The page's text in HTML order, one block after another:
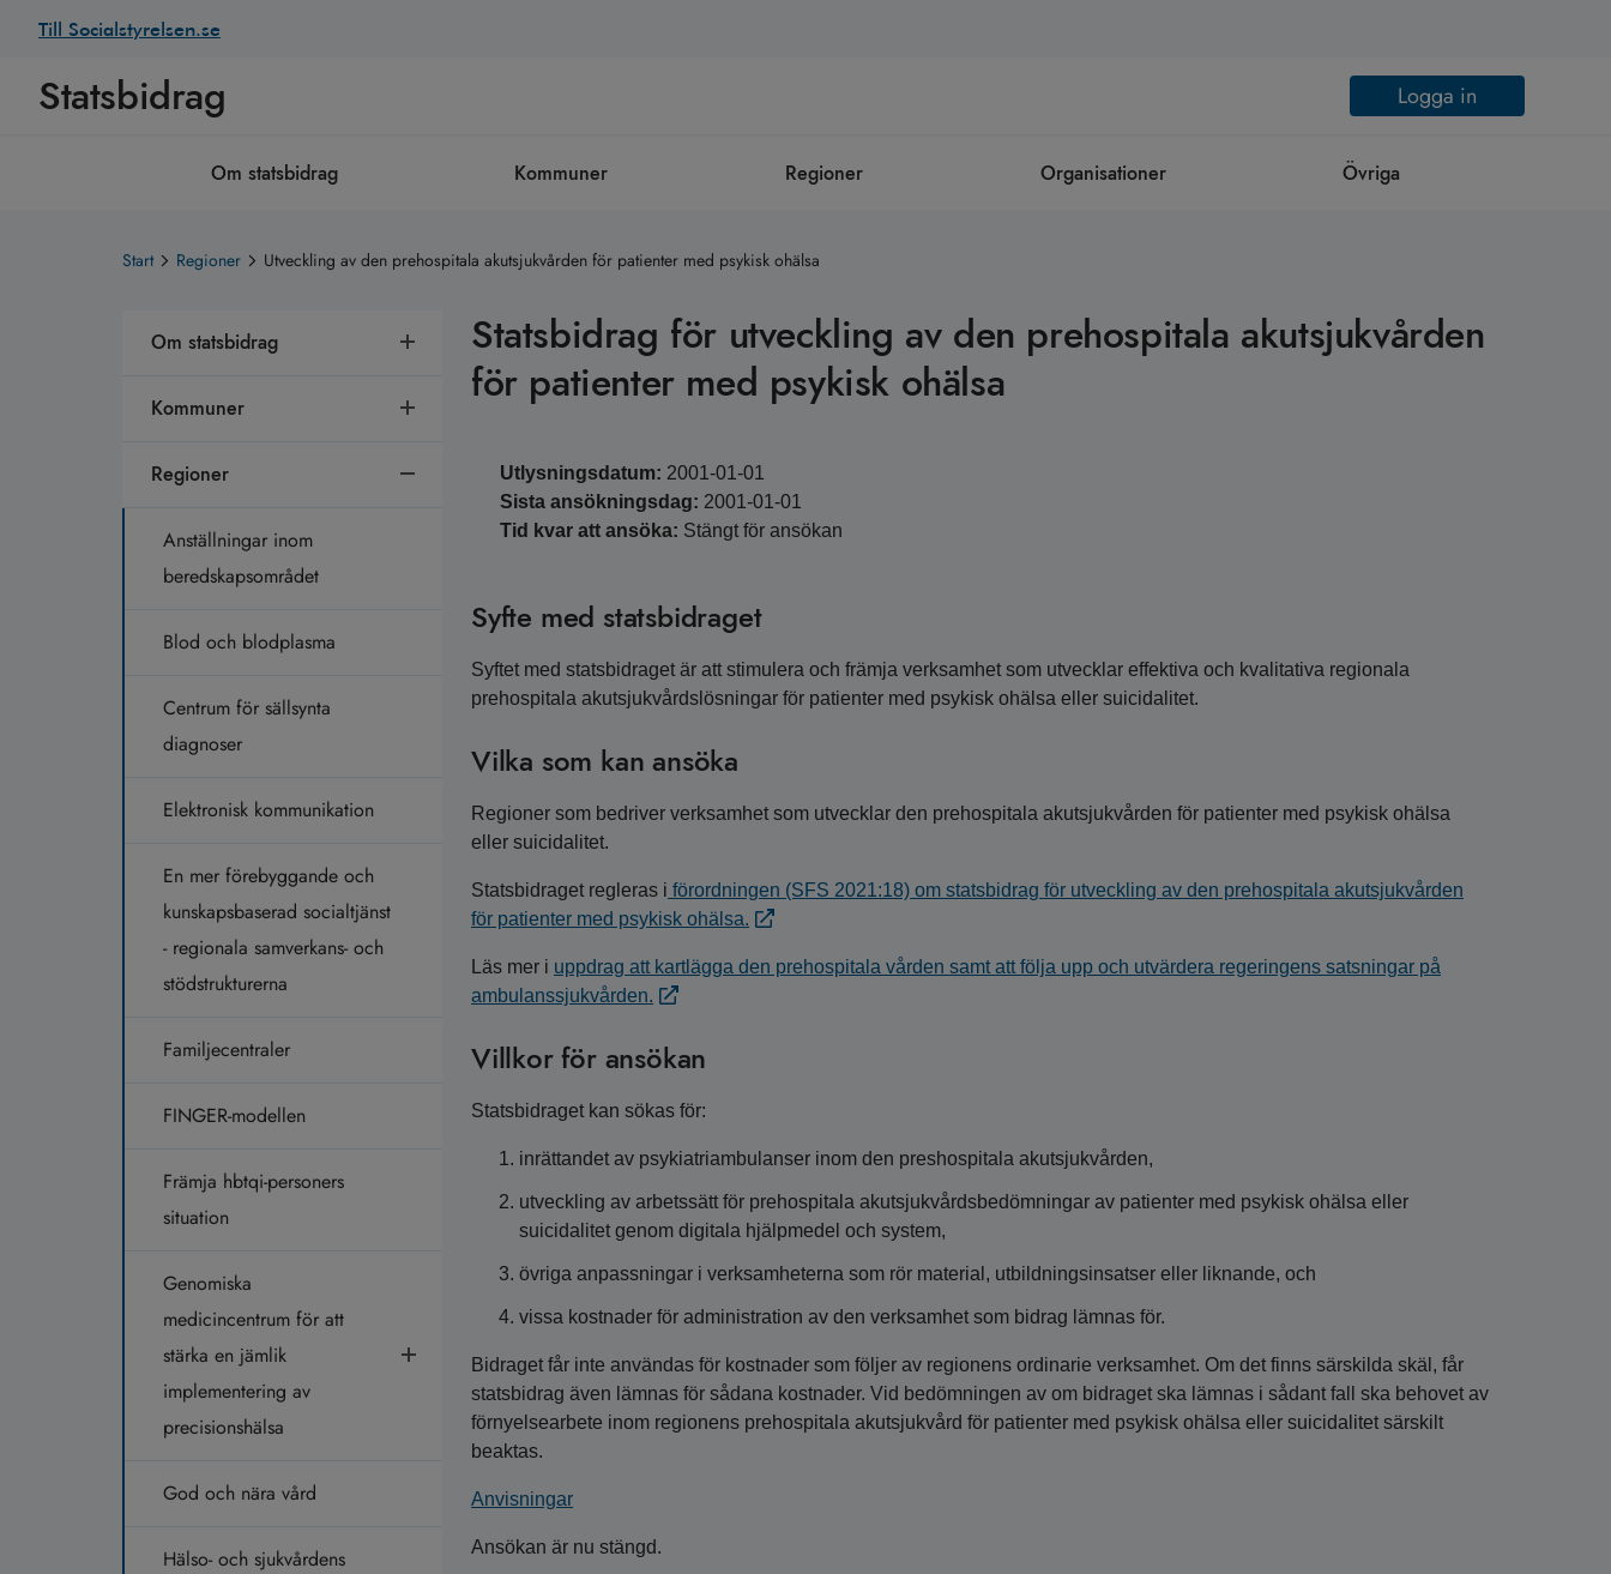
Till Socialstyrelsen.se
Statsbidrag Logga in
Om statsbidrag Kommuner Regioner Organisationer Övriga
Start Regioner Utveckling av den prehospitala akutsjukvården för patienter med psykisk ohälsa
Om statsbidrag
Kommuner
Regioner
Anställningar inom
beredskapsområdet
Blod och blodplasma
Centrum för sällsynta
diagnoser
Elektronisk kommunikation
En mer förebyggande och
kunskapsbaserad socialtjänst
- regionala samverkans- och
stödstrukturerna
Familjecentraler
FINGER-modellen
Främja hbtqi-personers
situation
Genomiska
medicincentrum för att
stärka en jämlik
implementering av
precisionshälsa
God och nära vård
Hälso- och sjukvårdens
Statsbidrag för utveckling av den prehospitala akutsjukvården
för patienter med psykisk ohälsa
Utlysningsdatum: 2001-01-01
Sista ansökningsdag: 2001-01-01
Tid kvar att ansöka: Stängt för ansökan
Syfte med statsbidraget
Syftet med statsbidraget är att stimulera och främja verksamhet som utvecklar effektiva och kvalitativa regionala
prehospitala akutsjukvårdslösningar för patienter med psykisk ohälsa eller suicidalitet.
Vilka som kan ansöka
Regioner som bedriver verksamhet som utvecklar den prehospitala akutsjukvården för patienter med psykisk ohälsa
eller suicidalitet.
Statsbidraget regleras i förordningen (SFS 2021:18) om statsbidrag för utveckling av den prehospitala akutsjukvården
för patienter med psykisk ohälsa.
Läs mer i uppdrag att kartlägga den prehospitala vården samt att följa upp och utvärdera regeringens satsningar på
ambulanssjukvården.
Villkor för ansökan
Statsbidraget kan sökas för:
inrättandet av psykiatriambulanser inom den preshospitala akutsjukvården,
utveckling av arbetssätt för prehospitala akutsjukvårdsbedömningar av patienter med psykisk ohälsa eller
suicidalitet genom digitala hjälpmedel och system,
övriga anpassningar i verksamheterna som rör material, utbildningsinsatser eller liknande, och
vissa kostnader för administration av den verksamhet som bidrag lämnas för.
Bidraget får inte användas för kostnader som följer av regionens ordinarie verksamhet. Om det finns särskilda skäl, får
statsbidrag även lämnas för sådana kostnader. Vid bedömningen av om bidraget ska lämnas i sådant fall ska behovet av
förnyelsearbete inom regionens prehospitala akutsjukvård för patienter med psykisk ohälsa eller suicidalitet särskilt
beaktas.
Anvisningar
Ansökan är nu stängd.